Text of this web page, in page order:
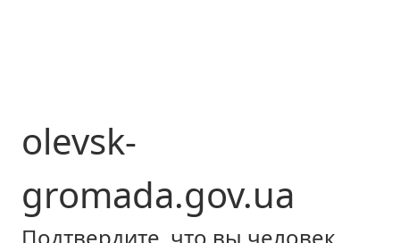
olevsk-
gromada.gov.ua